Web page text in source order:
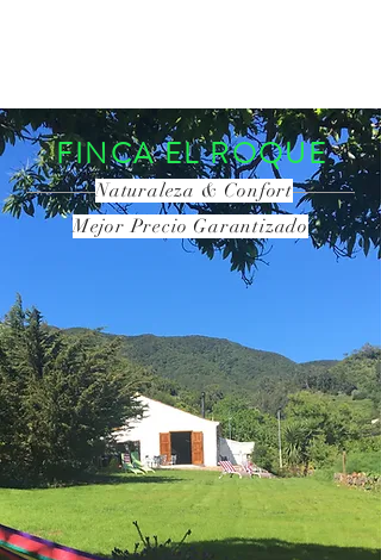
FINCA EL ROQUE
Naturaleza & Confort
Mejor Precio Garantizado